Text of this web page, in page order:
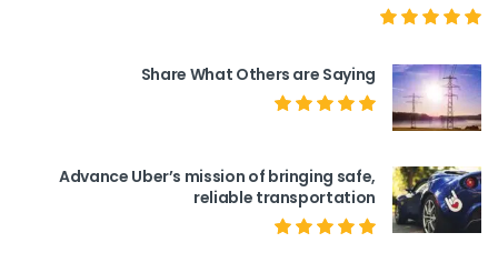
Share What Others are Saying
Advance Uber’s mission of bringing safe,
reliable transportation